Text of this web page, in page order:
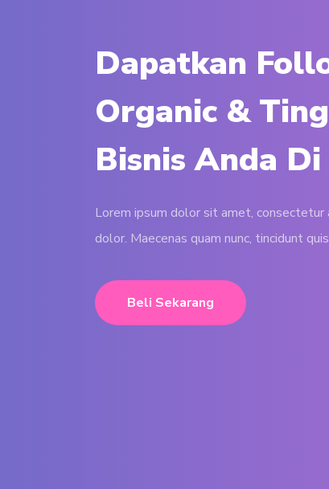
Dapatkan
Organic &
Bisnis Anda
Lorem ipsum dolor sit amet,
dolor. Maecenas quam nunc, tincidunt
Beli Sekarang